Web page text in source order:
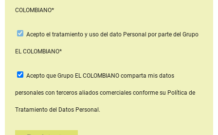
COLOMBIANO*
Acepto el tratamiento y uso del dato Personal por parte del Grupo
EL COLOMBIANO*
Acepto que Grupo EL COLOMBIANOcomparta mis datos
personales con terceros aliados comerciales conforme su Política de
Tratamiento del Datos Personal.